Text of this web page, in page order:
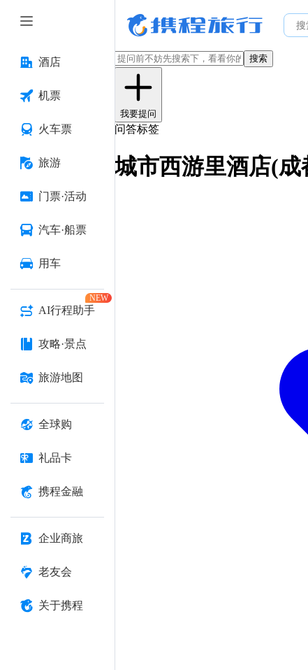
酒店
机票
火车票
旅游
门票·活动
汽车·船票
用车
AI行程助手
NEW
攻略·景点
旅游地图
全球购
礼品卡
携程金融
企业商旅
老友会
关于携程
搜索
我要提问
问答标签
城市西游里酒店(